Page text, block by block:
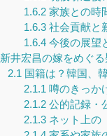
1.6.2家族との時
1.6.3社会貢献と
1.6.4今後の展望
新井宏昌の嫁をめぐ
2.1 国籍は？韓国、
2.1.1 噂のきっか
2.1.2公的記録・
2.1.3ネット上の